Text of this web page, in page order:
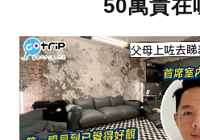
50萬貴在